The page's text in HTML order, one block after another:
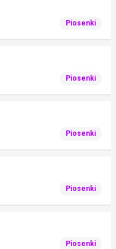
Piosenki
Piosenki
Piosenki
Piosenki
Piosenki